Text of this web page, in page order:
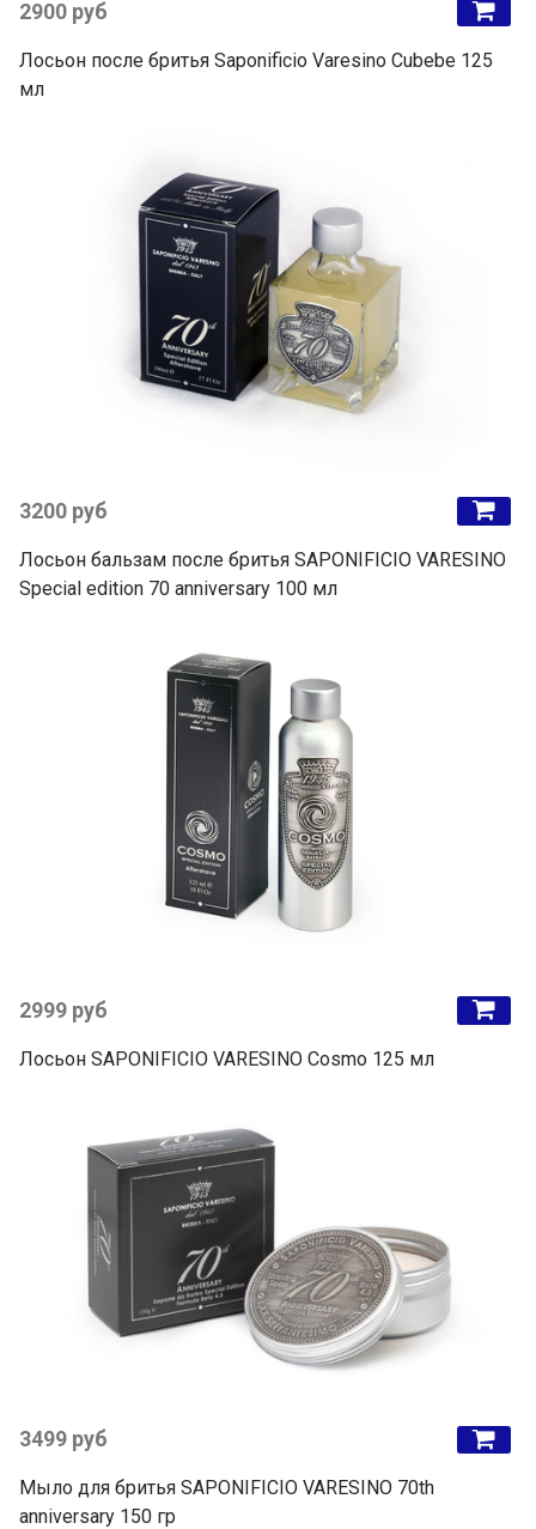
2900 руб
Лосьон после бритья Saponificio Varesino Cubebe 125
мл
3200 руб
Лосьон бальзам после бритья SAPONIFICIO VARESINO
Special edition 70 anniversary 100 мл
2999 руб
Лосьон SAPONIFICIO VARESINO Cosmo 125 мл
3499 руб
Мыло для бритья SAPONIFICIO VARESINO 70th
anniversary 150 гр